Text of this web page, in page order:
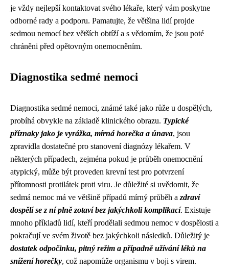
je vždy nejlepší kontaktovat svého lékaře, který vám poskytne
odborné rady a podporu. Pamatujte, že většina lidí projde
sedmou nemocí bez větších obtíží a s vědomím, že jsou poté
chráněni před opětovným onemocněním.
Diagnostika sedmé nemoci
Diagnostika sedmé nemoci, známé také jako růže u dospělých,
probíhá obvykle na základě klinického obrazu. Typické
příznaky jako je vyrážka, mírná horečka a únava, jsou
zpravidla dostatečné pro stanovení diagnózy lékařem. V
některých případech, zejména pokud je průběh onemocnění
atypický, může být proveden krevní test pro potvrzení
přítomnosti protilátek proti viru. Je důležité si uvědomit, že
sedmá nemoc má ve většině případů mírný průběh a zdraví
dospělí se z ní plně zotaví bez jakýchkoli komplikací. Existuje
mnoho příkladů lidí, kteří prodělali sedmou nemoc v dospělosti a
pokračují ve svém životě bez jakýchkoli následků. Důležitý je
dostatek odpočinku, pitný režim a případně užívání léků na
snížení horečky, což napomůže organismu v boji s virem.